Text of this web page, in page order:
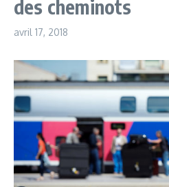
des cheminots
avril 17, 2018